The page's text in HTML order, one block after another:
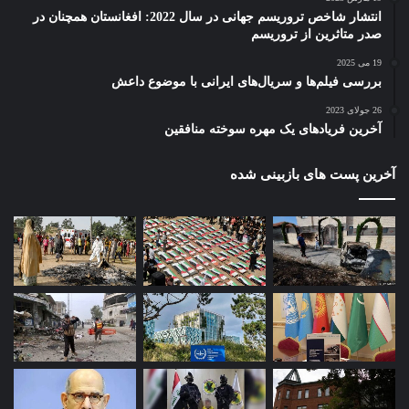
مادران خود سنگ پرت کردند ولی بعد گریه کرده و
درآمدند.
در فضای مجازی، آنها همچنان تحت تسلط افراد
رده بالا بوده و اختیار و فکری از خود ندارند؟
روزی که من از سازمان جدا شدم، سه کارت
اعتباری، سه پاسپورت و جواز حمل سلاح عراق،
اردن و فرانسه داشتم اما من خود سانسوری کرده
و حتی تلویزیون را روشن نمی‌کردم. چند ماه طول
کشید تا من بتوانم خرید کنم. از دست خود ناراحت
انتشار شاخص تروریسم جهانی در سال 2022: افغانستان همچنان در
صدر متاثرین از تروریسم
19 می 2025
بررسی فیلم‌ها و سریال‌های ایرانی با موضوع داعش
26 جولای 2023
آخرین فریادهای یک مهره سوخته منافقین
آخرین پست های بازبینی شده